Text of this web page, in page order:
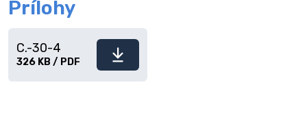
Prílohy
Stiahnuť
C.-30-4
326 KB / PDF